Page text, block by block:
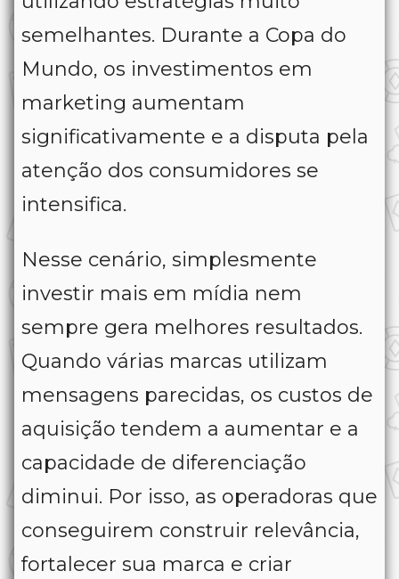
semelhantes. Durante a Copa do
Mundo, os investimentos em
marketing aumentam
significativamente e a disputa pela
atenção dos consumidores se
intensifica.
Nesse cenário, simplesmente
investir mais em mídia nem
sempre gera melhores resultados.
Quando várias marcas utilizam
mensagens parecidas, os custos de
aquisição tendem a aumentar e a
capacidade de diferenciação
diminui. Por isso, as operadoras que
conseguirem construir relevância,
fortalecer sua marca e criar